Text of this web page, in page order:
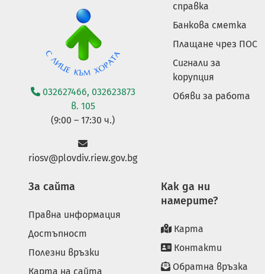
032627466, 032623873
в. 105
(9:00 – 17:30 ч.)
riosv@plovdiv.riew.gov.bg
справка
Банкова сметка
Плащане чрез ПОС
Сигнали за
корупция
Обяви за работа
За сайта
Правна информация
Достъпност
Полезни връзки
Карта на сайта
Как да ни
намерите?
Карта
Контакти
Обратна връзка